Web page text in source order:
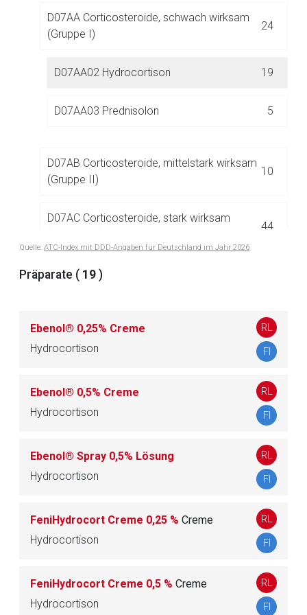
D07AA Corticosteroide, schwach wirksam
(Gruppe I)
24
D07AA02 Hydrocortison 19
D07AA03 Prednisolon 5
D07AB Corticosteroide, mittelstark wirksam
(Gruppe II)
10
D07AC Corticosteroide, stark wirksam
44
D07AD Corticosteroide, sehr stark wirksam
D07B CORTICOSTEROIDE, KOMBINATIONEN
1
D07C CORTICOSTEROIDE, KOMBINATIONEN
MIT ANTIBIOTIKA
14
D07X CORTICOSTEROIDE, ANDERE
22
D08 ANTISEPTIKA UND
DESINFEKTIONSMITTEL
38
39
Quelle: ATC-Index mit DDD-Angaben für Deutschland im Jahr 2026
Präparate ( 19 )
Ebenol® 0,25% Creme
Hydrocortison
RL
FI
Ebenol® 0,5% Creme
Hydrocortison
RL
FI
Ebenol® Spray 0,5% Lösung
Hydrocortison
RL
FI
FeniHydrocort Creme 0,25 % Creme
Hydrocortison
RL
FI
FeniHydrocort Creme 0,5 % Creme
Hydrocortison
RL
FI
Aufruf einer externen Seite
Seite. Für die Inhalte der externen Web-Seite ist deren
Betreiber verantwortlich. Ebenso gelten dort ggf. andere
Zurück zur rote-liste.de Zur Seite